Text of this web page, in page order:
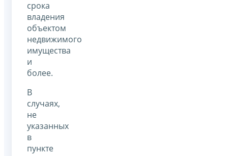
срока
владения
объектом
недвижимого
имущества
и
более.
В
случаях,
не
указанных
в
пункте